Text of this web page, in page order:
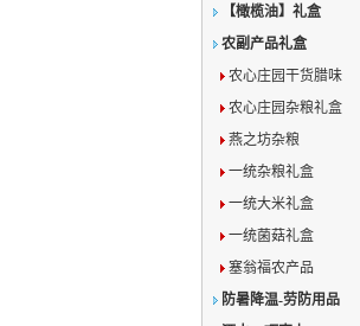
【橄榄油】礼盒
农副产品礼盒
农心庄园干货腊味
农心庄园杂粮礼盒
燕之坊杂粮
一统杂粮礼盒
一统大米礼盒
一统菌菇礼盒
塞翁福农产品
防暑降温-劳防用品